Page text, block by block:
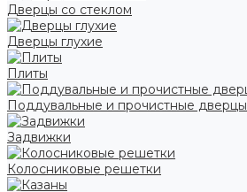
Дверцы со стеклом
Дверцы глухие
Плиты
Поддувальные и прочистные дверцы
Задвижки
Колосниковые решетки